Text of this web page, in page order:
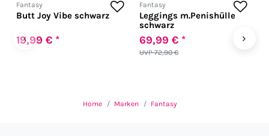
‹
Fantasy
Butt Joy Vibe schwarz
19,99 € *
Fantasy
Leggings m.Penishülle
schwarz
UVP 72,90 €
69,99 € * ›
Home Marken Fantasy